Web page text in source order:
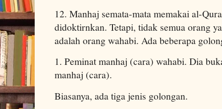
12. Manhaj semata-mata memakai al-
didoktirnkan. Tetapi, tidak semua orang
adalah orang wahabi. Ada beberapa
1. Peminat manhaj (cara) wahabi. Dia
manhaj (cara).
Biasanya, ada tiga jenis golongan.